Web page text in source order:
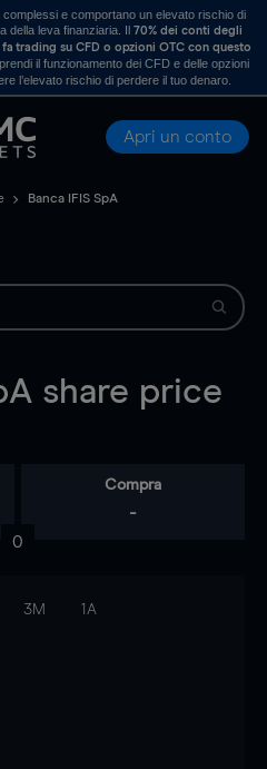
e comportano un elevato rischio di
della leva finanziaria. Il70% dei conti degli
trading su CFD o opzioni OTC con questo
il funzionamento dei CFD e delle opzioni
l’elevato rischio di perdere il tuo denaro.
Apri un conto
Banca IFIS SpA
share price
Compra
-
0
3M 1A